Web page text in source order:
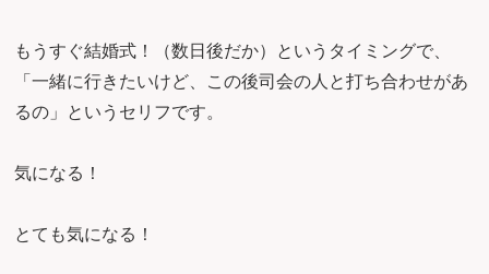
もうすぐ結婚式！（数日後だか）というタイミングで、
「一緒に行きたいけど、この後司会の人と打ち合わせがあ
るの」というセリフです。
気になる！
とても気になる！